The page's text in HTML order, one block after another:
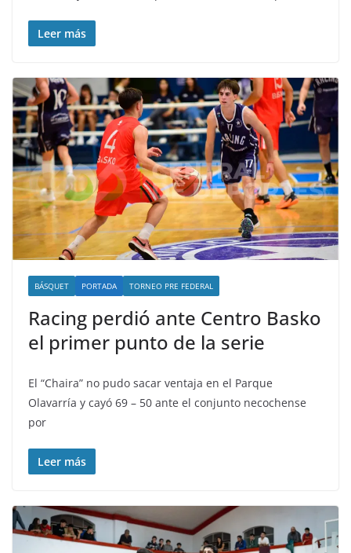
Leer más
BÁSQUET PORTADA TORNEO PRE FEDERAL
Racing perdió ante Centro Basko
el primer punto de la serie
El “Chaira” no pudo sacar ventaja en el Parque
Olavarría y cayó 69 – 50 ante el conjunto necochense
por
Leer más